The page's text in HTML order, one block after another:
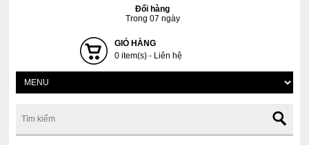
Đổi hàng
Trong 07 ngày
GIỎ HÀNG
0 item(s) - Liên hệ